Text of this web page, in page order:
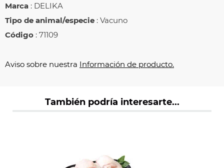
Marca : DELIKA
Tipo de animal/especie : Vacuno
Código : 71109
Aviso sobre nuestra Información de producto.
También podría interesarte...